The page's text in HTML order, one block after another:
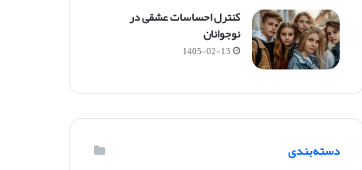
کنترل احساسات عشقی در
نوجوانان
1405-02-13
دسته‌بندی